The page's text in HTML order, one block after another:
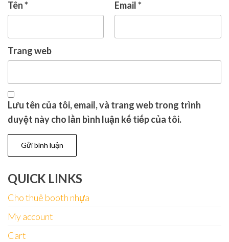
Tên* Email*
Trang web
Lưu tên của tôi, email, và trang web trong trình
duyệt này cho lần bình luận kế tiếp của tôi.
QUICK LINKS
Cho thuê booth nhựa
My account
Cart